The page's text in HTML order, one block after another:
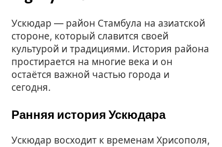
Ускюдар — район Стамбула на азиатской
стороне, который славится своей
культурой и традициями. История района
простирается на многие века и он
остаётся важной частью города и
сегодня.
Ранняя история Ускюдара
Ускюдар восходит к временам Хрисополя,